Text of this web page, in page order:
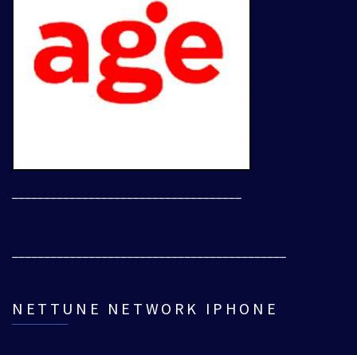
NETTUNE NETWORK IPHONE